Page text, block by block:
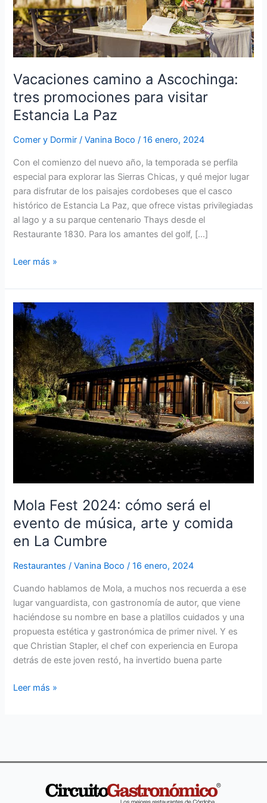
Vacaciones camino a Ascochinga:
tres promociones para visitar
Estancia La Paz
Comer y Dormir /Vanina Boco/16 enero, 2024
Con el comienzo del nuevo año, la temporada se perfila
especial para explorar las Sierras Chicas, y qué mejor lugar
para disfrutar de los paisajes cordobeses que el casco
histórico de Estancia La Paz, que ofrece vistas privilegiadas
al lago y a su parque centenario Thays desde el
Restaurante 1830. Para los amantes del golf, […]
visitar
Estancia
La
Paz
Leer más »
Mola Fest 2024: cómo será el
evento de música, arte y comida
en La Cumbre
Restaurantes /Vanina Boco/16 enero, 2024
Cuando hablamos de Mola, a muchos nos recuerda a ese
lugar vanguardista, con gastronomía de autor, que viene
haciéndose su nombre en base a platillos cuidados y una
propuesta estética y gastronómica de primer nivel. Y es
que Christian Stapler, el chef con experiencia en Europa
detrás de este joven restó, ha invertido buena parte
Mola
Fest
2024:
cómo
será
el
evento
de
música,
arte
en
Cumbre
Leer más »